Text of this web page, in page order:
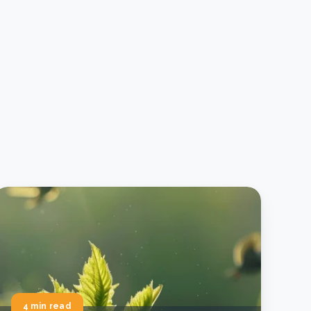
4 min read